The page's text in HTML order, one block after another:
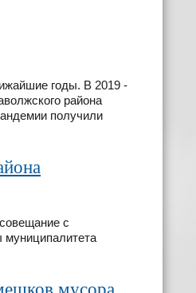
годы. В 2019 -
района
получили
с
муниципалитета